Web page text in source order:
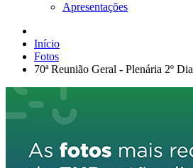
Apresentações
Início
Fotos
70ª Reunião Geral - Plenária 2º Dia